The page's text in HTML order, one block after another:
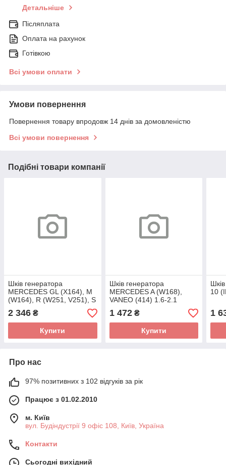
Детальніше
Післяплата
Оплата на рахунок
Готівкою
Всі умови оплати
Умови повернення
Повернення товару впродовж 14 днів за домовленістю
Всі умови повернення
Подібні товари компанії
Шків генератора
MERCEDES GL (X164), M
(W164), R (W251, V251), S
(W221) 3.0D 07.05-12.14
535 0108 10 (INA)
2 346 ₴
Купити
Шків генератора
MERCEDES A (W168),
VANEO (414) 1.6-2.1
07.98-07.05 535 0011 10
(INA)
1 472₴
Купити
10
1
Про нас
97% позитивних з 102 відгуків за рік
Працює з 01.02.2010
м. Київ
вул. Будіндустрії 9 офіс 108, Київ, Україна
Контакти
Сьогодні вихідний